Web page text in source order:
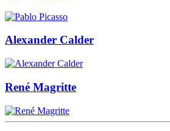
Alexander Calder
René Magritte